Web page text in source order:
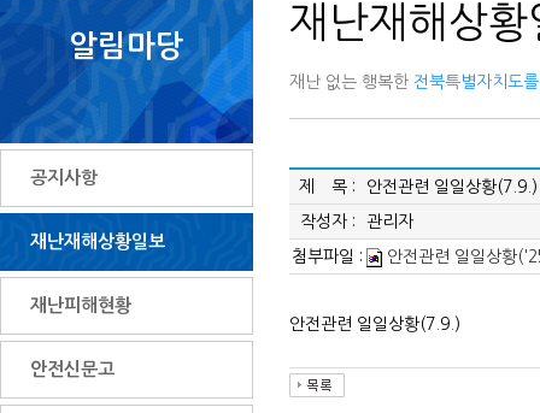
알림마당
공지사항
재난재해상황일보
재난피해현황
안전신문고
재난재해상황
재난 없는 행복한 전북특별자치도
제 목 : 안전관련 일일상황(7.9.)
작성자 : 관리자
첨부파일 : 안전관련 일일상황
안전관련 일일상황(7.9.)